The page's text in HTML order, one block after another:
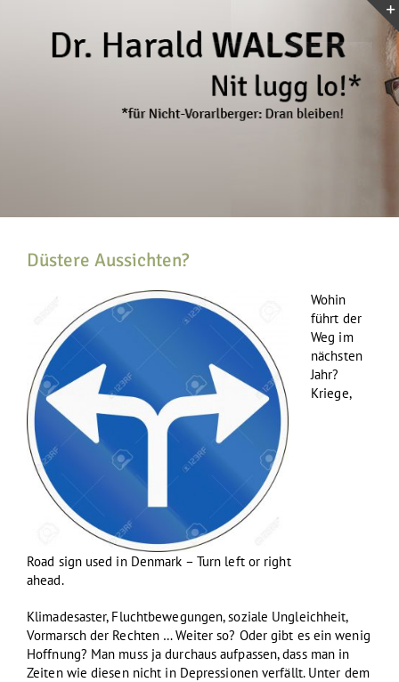
Düstere Aussichten?
Road sign used in Denmark – Turn left or right
ahead.
Wohin
führt der
Weg im
nächsten
Jahr?
Kriege,
Klimadesaster, Fluchtbewegungen, soziale Ungleichheit,
Vormarsch der Rechten … Weiter so? Oder gibt es ein wenig
Hoffnung? Man muss ja durchaus aufpassen, dass man in
Zeiten wie diesen nicht in Depressionen verfällt. Unter dem